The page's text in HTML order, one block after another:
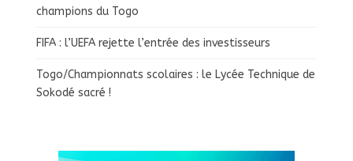
champions du Togo
FIFA : l’UEFA rejette l’entrée des investisseurs
Togo/Championnats scolaires : le Lycée Technique de
Sokodé sacré !